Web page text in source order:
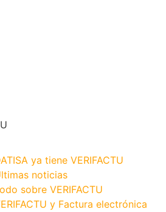
ya tiene VERIFACTU
noticias
sobre VERIFACTU
y Factura electrónica